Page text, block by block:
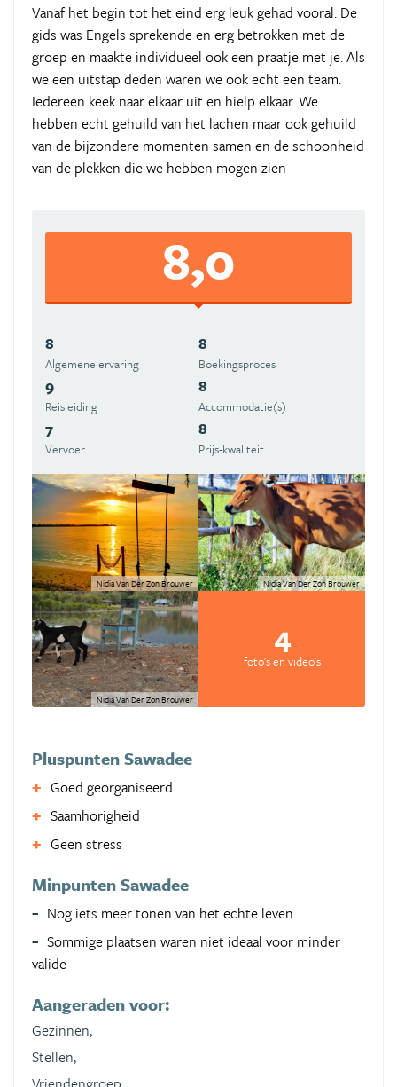
Vanaf het begin tot het eind erg leuk gehad vooral. De
gids was Engels sprekende en erg betrokken met de
groep en maakte individueel ook een praatje met je. Als
we een uitstap deden waren we ook echt een team.
Iedereen keek naar elkaar uit en hielp elkaar. We
hebben echt gehuild van het lachen maar ook gehuild
van de bijzondere momenten samen en de schoonheid
van de plekken die we hebben mogen zien
8,0
8
Algemene ervaring
8
Boekingsproces
9
Reisleiding
8
Accommodatie(s)
7
Vervoer
8
Prijs-kwaliteit
Nidia Van Der Zon Brouwer Nidia Van Der Zon Brouwer
Nidia Van Der Zon Brouwer
4
foto's en video's
Pluspunten Sawadee
Goed georganiseerd
Saamhorigheid
Geen stress
Minpunten Sawadee
Nog iets meer tonen van het echte leven
Sommige plaatsen waren niet ideaal voor minder
valide
Aangeraden voor:
Gezinnen,
Stellen,